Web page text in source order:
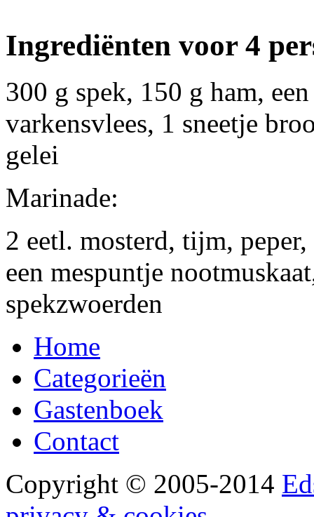
Ingrediënten voor 4
300 g spek, 150 g ham,
varkensvlees, 1 sneetje
gelei
Marinade:
2 eetl. mosterd, tijm,
een mespuntje
spekzwoerden
Home
Categorieën
Gastenboek
Contact
Copyright © 2005-2014